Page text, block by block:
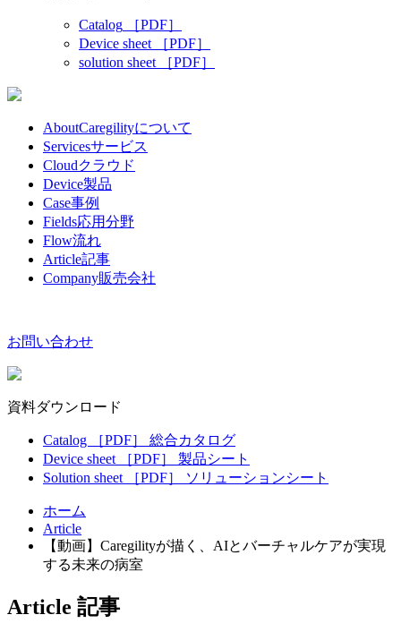
Catalog
［PDF］
Device sheet
［PDF］
solution sheet
［PDF］
AboutCaregilityについて
Servicesサービス
Cloudクラウド
Device製品
Case事例
Fields応用分野
Flow流れ
Article記事
Company販売会社
お問い合わせ
資料ダウンロード
Catalog ［PDF］
総合カタログ
Device sheet
［PDF］
製品シート
Solution sheet
［PDF］ ソリューションシート
ホーム
Article
【動画】Caregilityが描く、AIとバーチャルケアが実現
する未来の病室
Article 記事